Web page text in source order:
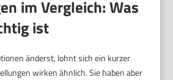
im Vergleich: Was
ist
änderst, lohnt sich ein kurzer
wirken ähnlich. Sie haben aber